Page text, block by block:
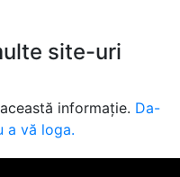
site-uri
informație. Da-
a vă loga.